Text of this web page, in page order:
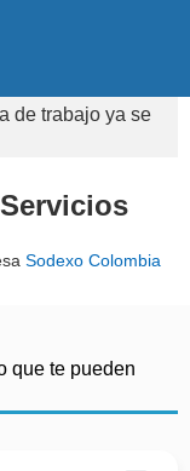
de trabajo ya se
Sodexo Colombia
que te pueden